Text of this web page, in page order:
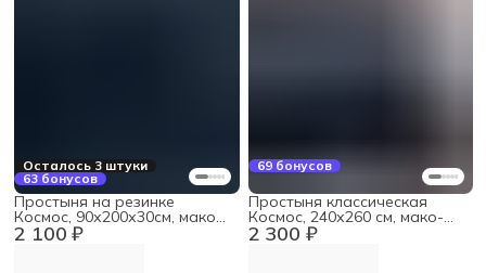
Осталось 3 штуки
63 бонусов
2 100 ₽
Простыня на резинке
Космос, 90х200х30см, мако-
сатин
69 бонусов
2 300 ₽
Простыня классическая
Космос, 240х260 см, мако-
сатин